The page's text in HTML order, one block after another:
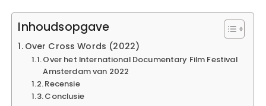
Inhoudsopgave
Over Cross Words (2022)
Over het International Documentary Film Festival
Amsterdam van 2022
Recensie
Conclusie